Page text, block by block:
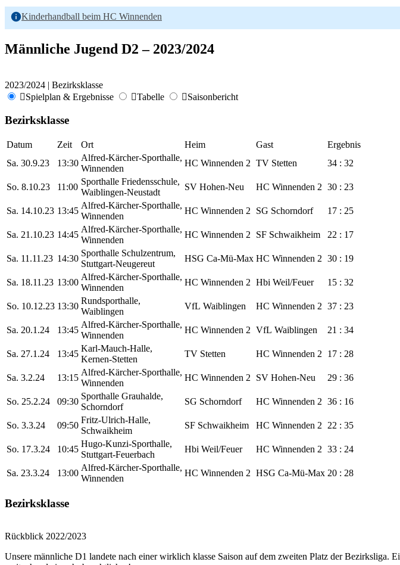
Kinderhandball beim HC Winnenden
Männliche Jugend D2 – 2023/2024
2023/2024 | Bezirksklasse
Spielplan & Ergebnisse
Tabelle Saisonbericht
Bezirksklasse
Datum Zeit Ort Heim Gast
Ergebnis
Sa. 30.9.23
13:30
Alfred-Kärcher-Sporthalle,
Winnenden
HC Winnenden 2 TV Stetten 34 : 32
So. 8.10.23 11:00
Sporthalle Friedensschule,
Waiblingen-Neustadt
SV Hohen-Neu HC Winnenden 2 30 : 23
Sa. 14.10.23 13:45
Alfred-Kärcher-Sporthalle,
Winnenden
HC Winnenden 2 SG Schorndorf 17 : 25
Sa. 21.10.23 14:45
Alfred-Kärcher-Sporthalle,
Winnenden
HC Winnenden 2 SF Schwaikheim 22 : 17
Sa. 11.11.23 14:30
Sporthalle Schulzentrum,
Stuttgart-Neugereut
HSG Ca-Mü-Max HC Winnenden 2 30 : 19
Sa. 18.11.23 13:00
Alfred-Kärcher-Sporthalle,
Winnenden
HC Winnenden 2 Hbi Weil/Feuer 15 : 32
So. 10.12.23 13:30
Rundsporthalle,
Waiblingen
VfL Waiblingen HC Winnenden 2 37 : 23
Sa. 20.1.24 13:45
Alfred-Kärcher-Sporthalle,
Winnenden
HC Winnenden 2 VfL Waiblingen 21 : 34
Sa. 27.1.24 13:45
Karl-Mauch-Halle,
Kernen-Stetten
TV Stetten HC Winnenden 2 17 : 28
Sa. 3.2.24 13:15
Alfred-Kärcher-Sporthalle,
Winnenden
HC Winnenden 2 SV Hohen-Neu 29 : 36
So. 25.2.24 09:30
Sporthalle Grauhalde,
Schorndorf
SG Schorndorf HC Winnenden 2 36 : 16
So. 3.3.24 09:50
Fritz-Ulrich-Halle,
Schwaikheim
SF Schwaikheim HC Winnenden 2 22 : 35
So. 17.3.24 10:45
Hugo-Kunzi-Sporthalle,
Stuttgart-Feuerbach
Hbi Weil/Feuer HC Winnenden 2 33 : 24
Sa. 23.3.24 13:00
Alfred-Kärcher-Sporthalle,
Winnenden
HC Winnenden 2 HSG Ca-Mü-Max 20 : 28
Bezirksklasse
Rückblick 2022/2023
Unsere männliche D1 landete nach einer wirklich klasse Saison auf dem zweiten Platz der